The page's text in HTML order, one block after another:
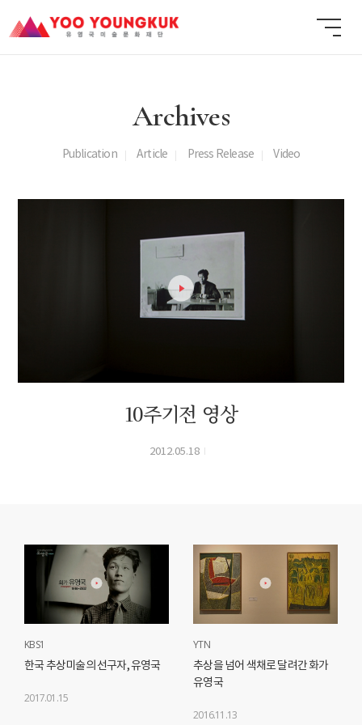
Archives
Publication Article Press Release Video
10주기전 영상
2012.05.18
KBS1
한국 추상미술의 선구자, 유영국
2017.01.15
YTN
추상을 넘어 색채로 달려간 화가
유영국
2016.11.13